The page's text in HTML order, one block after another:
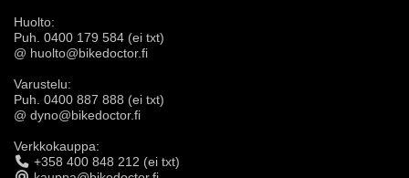
Huolto:
Puh. 0400 179 584 (ei txt)
@ huolto@bikedoctor.fi
Varustelu:
Puh. 0400 887 888 (ei txt)
@ dyno@bikedoctor.fi
Verkkokauppa:
+358 400 848 212 (ei txt)